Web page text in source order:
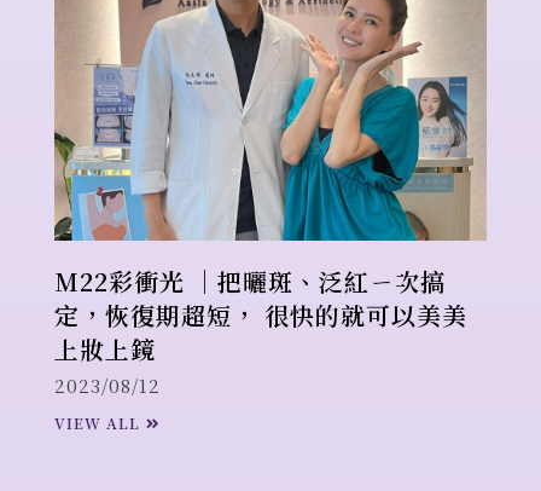
M22彩衝光 ｜把曬斑、泛紅ㄧ次搞
定，恢復期超短， 很快的就可以美美
上妝上鏡
2023/08/12
VIEW ALL